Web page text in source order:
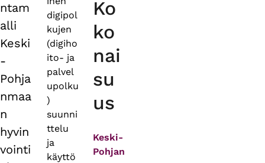
ntam
alli
Keski
-
Pohja
nmaa
n
hyvin
vointi
digipol
kujen
(digiho
ito- ja
palvel
upolku
)
suunni
ttelu
ja
käyttö
Ko
ko
nai
su
us
Keski-
Pohjan